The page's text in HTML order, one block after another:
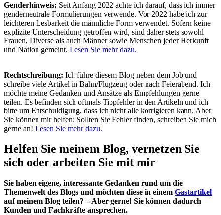
Genderhinweis: Seit Anfang 2022 achte ich darauf, dass ich immer
genderneutrale Formulierungen verwende. Vor 2022 habe ich zur
leichteren Lesbarkeit die männliche Form verwendet. Sofern keine
explizite Unterscheidung getroffen wird, sind daher stets sowohl
Frauen, Diverse als auch Männer sowie Menschen jeder Herkunft
und Nation gemeint. Lesen Sie mehr dazu.
Rechtschreibung: Ich führe diesem Blog neben dem Job und
schreibe viele Artikel in Bahn/Flugzeug oder nach Feierabend. Ich
möchte meine Gedanken und Ansätze als Empfehlungen gerne
teilen. Es befinden sich oftmals Tippfehler in den Artikeln und ich
bitte um Entschuldigung, dass ich nicht alle korrigieren kann. Aber
Sie können mir helfen: Sollten Sie Fehler finden, schreiben Sie mich
gerne an! Lesen Sie mehr dazu.
Helfen Sie meinem Blog, vernetzen Sie
sich oder arbeiten Sie mit mir
Sie haben eigene, interessante Gedanken rund um die
Themenwelt des Blogs und möchten diese in einem Gastartikel
auf meinem Blog teilen? – Aber gerne! Sie können dadurch
Kunden und Fachkräfte ansprechen.